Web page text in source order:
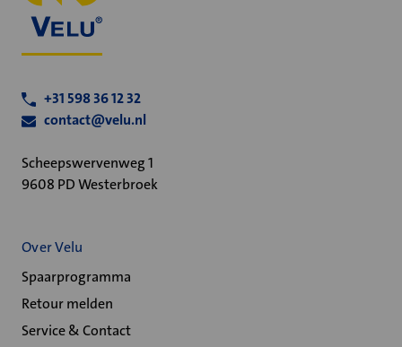
+31 598 36 12 32
contact@velu.nl
Scheepswervenweg 1
9608 PD Westerbroek
Over Velu
Spaarprogramma
Retour melden
Service & Contact